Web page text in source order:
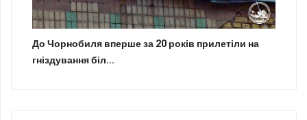
До Чорнобиля вперше за 20 років прилетіли на
гніздування біл...